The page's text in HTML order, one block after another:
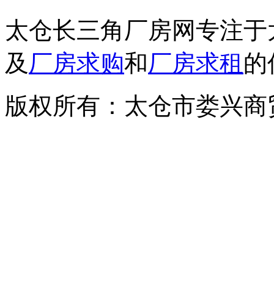
太仓长三角厂房网专注
及 厂房求购和厂房求租 的
版权所有：太仓市娄兴